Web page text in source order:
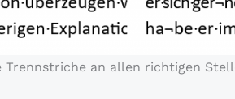
an allen richtigen